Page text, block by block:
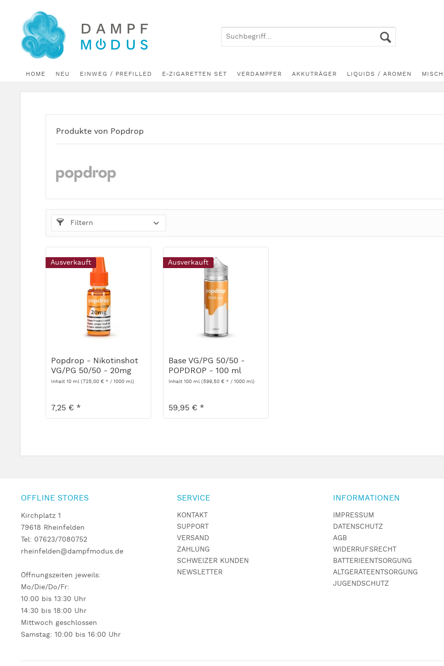
HOME NEU EINWEG / PREFILLED E-ZIGARETTEN SET VERDAMPFER AKKUTRÄGER LIQUIDS / AROMEN
Produkte von Popdrop
Filtern
Ausverkauft
Popdrop - Nikotinshot
VG/PG 50/50 - 20mg
Inhalt10 ml(725,00 € * / 1000 ml)
7,25 € *
Ausverkauft
Base VG/PG 50/50 -
POPDROP - 100 ml
Inhalt100 ml(599,50 € * / 1000 ml)
59,95 € *
OFFLINE STORES
Kirchplatz 1
79618 Rheinfelden
Tel: 07623/7080752
rheinfelden@dampfmodus.de
Öffnungszeiten jeweils:
Mo/Die/Do/Fr:
10:00 bis 13:30 Uhr
14:30 bis 18:00 Uhr
Mittwoch geschlossen
Samstag: 10:00 bis 16:00 Uhr
SERVICE
KONTAKT
SUPPORT
VERSAND
ZAHLUNG
SCHWEIZER KUNDEN
NEWSLETTER
INFORMATIONEN
IMPRESSUM
DATENSCHUTZ
AGB
WIDERRUFSRECHT
BATTERIEENTSORGUNG
ALTGERÄTEENTSORGUNG
JUGENDSCHUTZ